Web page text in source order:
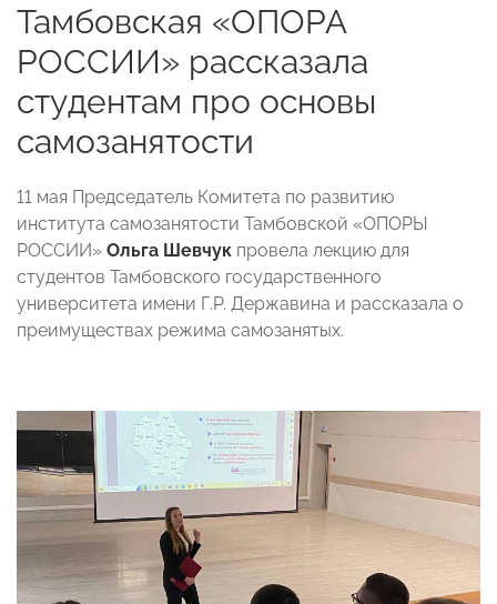
Тамбовская «ОПОРА
РОССИИ» рассказала
студентам про основы
самозанятости
11 мая Председатель Комитета по развитию
института самозанятости Тамбовской «ОПОРЫ
РОССИИ» Ольга Шевчук провела лекцию для
студентов Тамбовского государственного
университета имени Г.Р. Державина и рассказала о
преимуществах режима самозанятых.